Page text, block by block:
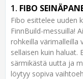
1. FIBO
Fibo esittelee uuden
FinnBuild-messuilla!
rohkeilla värimalleilla
sellaisen kuin haluat.
särmikästä uutta ja
löytyy sopiva